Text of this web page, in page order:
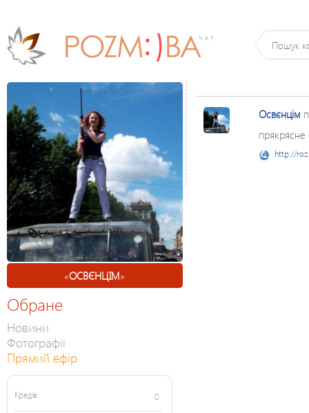
«ОСВЄНЦІМ»
Обране
Новини
Фотографії
Прямий ефір
Кредів: 0
Освєнцім
http://